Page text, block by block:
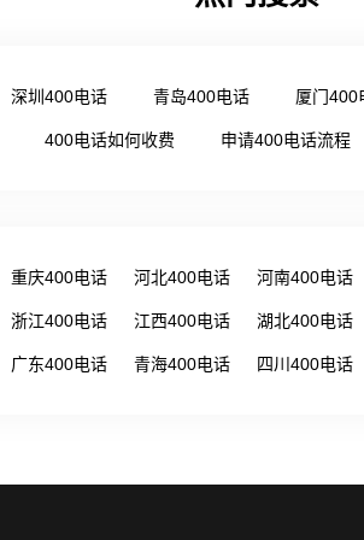
深圳400电话 青岛400电话 厦门400
400电话如何收费 申请400电话流程
重庆400电话 河北400电话 河南400电话
浙江400电话 江西400电话 湖北400电话
广东400电话 青海400电话 四川400电话